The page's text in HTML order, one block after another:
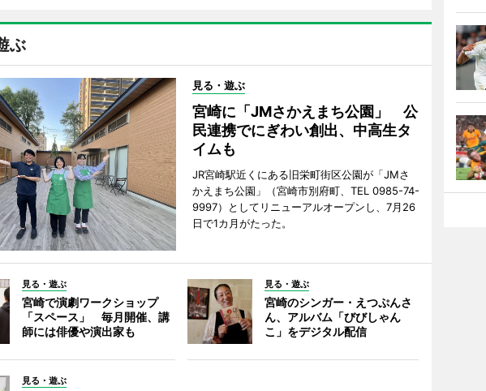
ぶ
見る・遊ぶ
宮崎に「JMさかえまち公園」 公
民連携でにぎわい創出、中高生タ
イムも
JR宮崎駅近くにある旧栄町街区公園が「JMさ
かえまち公園」（宮崎市別府町、TEL 0985-74-
9997）としてリニューアルオープンし、7月26
日で1カ月がたった。
見る・遊ぶ
宮崎で演劇ワークショップ
「スペース」 毎月開催、講
師には俳優や演出家も
見る・遊ぶ
宮崎のシンガー・えつぷんさ
ん、アルバム「びびしゃん
こ」をデジタル配信
見る・遊ぶ